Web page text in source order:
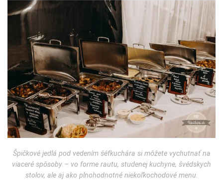
Špičkové jedlá pod vedením šéfkuchára si môžete vychutnať na
viaceré spôsoby – vo forme rautu, studenej kuchyne, švédskych
stolov, ale aj ako plnohodnotné niekoľkochodové menu.